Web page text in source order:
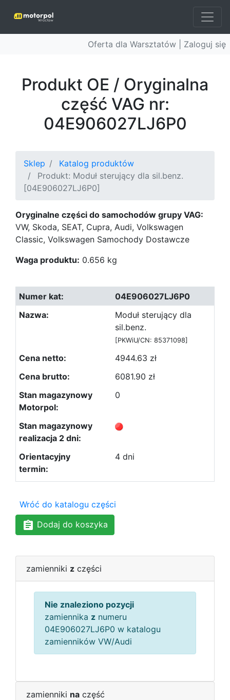
Oferta dla Warsztatów | Zaloguj się
Produkt OE / Oryginalna
część VAG nr:
04E906027LJ6P0
Sklep
Katalog produktów
Produkt: Moduł sterujący dla sil.benz.
[04E906027LJ6P0]
Oryginalne części do samochodów grupy VAG:
VW, Skoda, SEAT, Cupra, Audi, Volkswagen
Classic, Volkswagen Samochody Dostawcze
Waga produktu: 0.656 kg
04E906027LJ6P0
Moduł sterujący dla
sil.benz.
[PKWiU/CN: 85371098]
4944.63 zł
6081.90 zł
0
4 dni
Wróć do katalogu części
Dodaj do koszyka
zamienniki z części
Nie znaleziono pozycji
zamiennika z numeru
04E906027LJ6P0 w katalogu
zamienników VW/Audi
zamienniki na część